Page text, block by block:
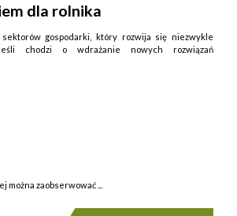
dla rolnika
gospodarki, który rozwija się niezwykle
jeśli chodzi o wdrażanie nowych rozwiązań
zaobserwować ...